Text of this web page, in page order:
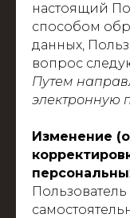
настоящий
способом
данных,
вопрос
Путем
электронную
Изменение